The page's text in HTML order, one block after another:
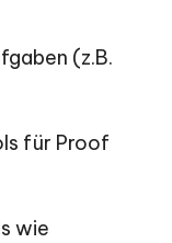
(z.B.
für Proof
wie